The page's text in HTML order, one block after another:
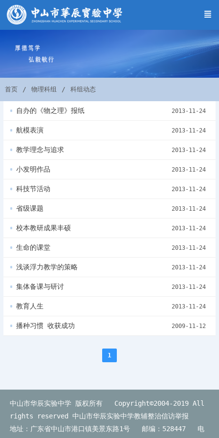
首页 物理科组 科组动态
自办的《物之理》报纸 2013-11-24
航模表演 2013-11-24
教学理念与追求 2013-11-24
小发明作品 2013-11-24
科技节活动 2013-11-24
省级课题 2013-11-24
校本教研成果丰硕 2013-11-24
生命的课堂 2013-11-24
浅谈浮力教学的策略 2013-11-24
集体备课与研讨 2013-11-24
教育人生 2013-11-24
播种习惯 收获成功 2009-11-12
1
中山市华辰实验中学 版权所有 Copyright©2004-2019 All
rights reserved 中山市华辰实验中学教辅整治信访举报
地址：广东省中山市港口镇美景东路1号 邮编：528447 电